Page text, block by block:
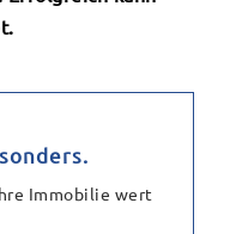
Immobilie wert